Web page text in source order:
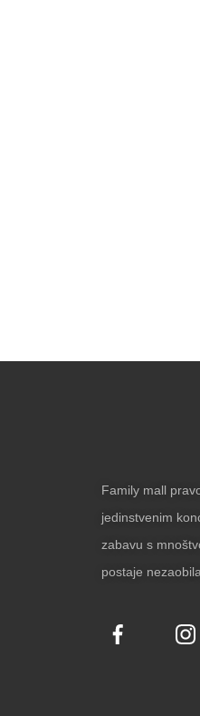
Family mall
jedinstvenim
zabavu s
postaje